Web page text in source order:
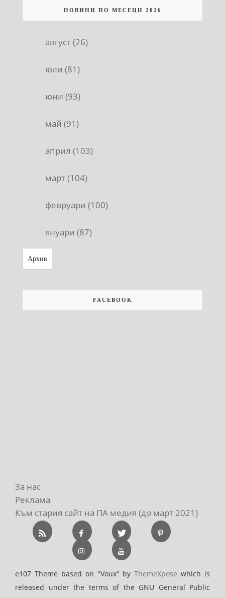
НОВИНИ ПО МЕСЕЦИ 2026
август (26)
юли (81)
юни (93)
май (91)
април (103)
март (104)
февруари (100)
януари (87)
Архив
FACEBOOK
За нас
Реклама
Към стария сайт на ПА медия (до март 2021)
e107 Theme based on "Voux" byThemeXpose which is
released under the terms of the GNU General Public